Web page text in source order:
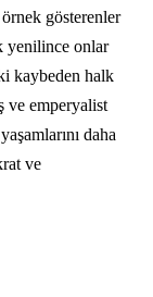
gösterenler
yeni­lince onlar
kaybeden halk
ve emperyalist
daha
ve